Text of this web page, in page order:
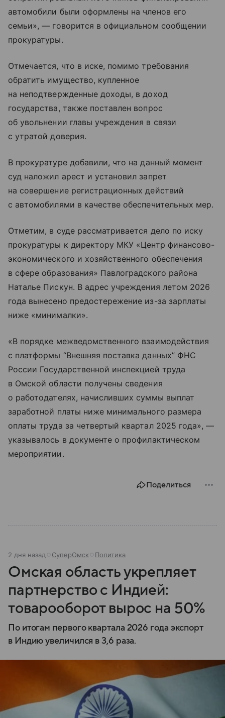
автомобили были оформлены на членов его
семьи», — говорится в официальном сообщении
прокуратуры.
Отмечается, что в иске, помимо требования
обратить имущество, купленное
на неподтвержденные доходы, в доход
государства, также поставлен вопрос
об увольнении главы учреждения в связи
с утратой доверия.
В прокуратуре добавили, что на данный момент
суд наложил арест и установил запрет
на совершение регистрационных действий
с автомобилями в качестве обеспечительных мер.
Отметим, в суде рассматривается дело по иску
прокуратуры к директору МКУ «Центр финансово-
экономического и хозяйственного обеспечения
в сфере образования» Павлоградского района
Наталье Пискун. В адрес учреждения летом 2026
года вынесено предостережение из-за зарплаты
ниже «минималки».
«В порядке межведомственного взаимодействия
с платформы “Внешняя поставка данных” ФНС
России Государственной инспекцией труда
в Омской области получены сведения
о работодателях, начисливших суммы выплат
заработной платы ниже минимального размера
оплаты труда за четвертый квартал 2025 года», —
указывалось в документе о профилактическом
мероприятии.
Поделиться
2 дня назад СуперОмск Политика
Омская область укрепляет
партнерство с Индией:
товарооборот вырос на 50%
По итогам первого квартала 2026 года экспорт
в Индию увеличился в 3,6 раза.